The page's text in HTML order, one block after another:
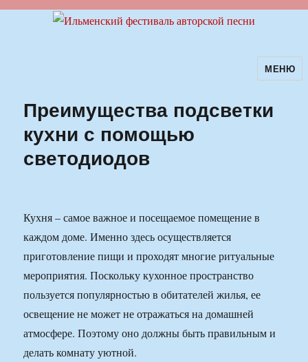
Ильменский фестиваль авторскойМЕНЮ
Преимущества подсветки
кухни с помощью
светодиодов
Кухня – самое важное и посещаемое помещение в
каждом доме. Именно здесь осуществляется
приготовление пищи и проходят многие ритуальные
мероприятия. Поскольку кухонное пространство
пользуется популярностью в обитателей жилья, ее
освещение не может не отражаться на домашней
атмосфере. Поэтому оно должны быть правильным и
делать комнату уютной.